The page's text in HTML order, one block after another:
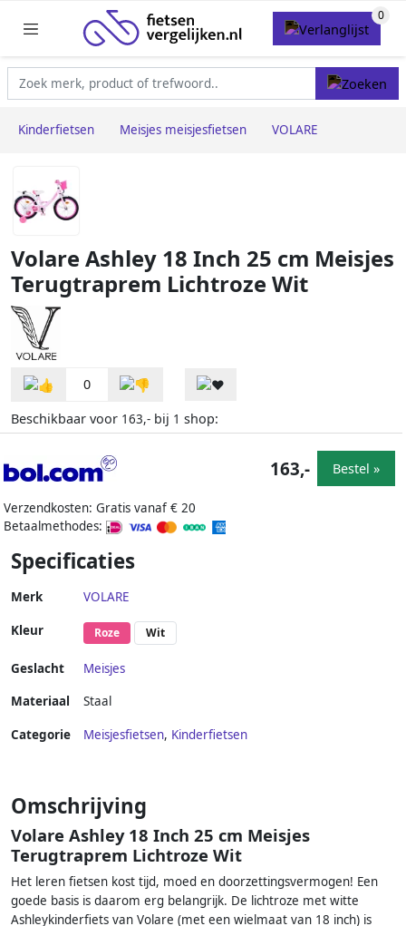
Kinderfietsen Meisjes meisjesfietsen VOLARE
Volare Ashley 18 Inch 25 cm Meisjes
Terugtraprem Lichtroze Wit
0
Beschikbaar voor 163,- bij 1 shop:
Verzendkosten: Gratis vanaf € 20
Betaalmethodes:
163,- Bestel »
Specificaties
Merk VOLARE
Kleur Roze Wit
Geslacht
Meisjes
Materiaal
Staal
Categorie Meisjesfietsen, Kinderfietsen
Omschrijving
Volare Ashley 18 Inch 25 cm Meisjes
Terugtraprem Lichtroze Wit
Het leren fietsen kost tijd, moed en doorzettingsvermogen! Een
goede basis is daarom erg belangrijk. De lichtroze met witte
Ashleykinderfiets van Volare (met een wielmaat van 18 inch) is